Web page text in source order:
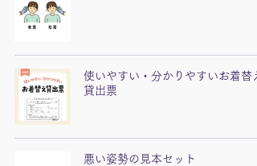
使いやすい・分かりやすいお着替え
貸出票
悪い姿勢の見本セット